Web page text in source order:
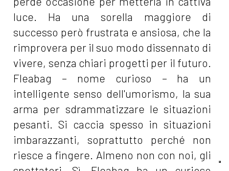
luce. Ha una sorella maggiore di
successo però frustrata e ansiosa, che la
rimprovera per il suo modo dissennato di
vivere, senza chiari progetti per il futuro.
Fleabag – nome curioso – ha un
intelligente senso dell'umorismo, la sua
arma per sdrammatizzare le situazioni
pesanti. Si caccia spesso in situazioni
imbarazzanti, soprattutto perché non
riesce a fingere. Almeno non con noi, gli